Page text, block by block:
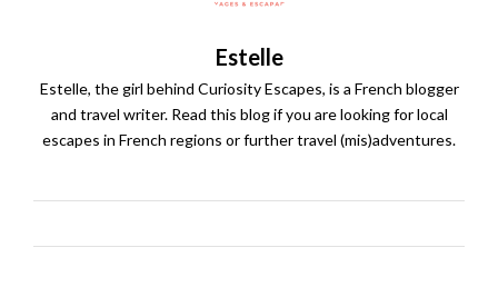
Estelle
Estelle, the girl behind Curiosity Escapes, is a French blogger
and travel writer. Read this blog if you are looking for local
escapes in French regions or further travel (mis)adventures.